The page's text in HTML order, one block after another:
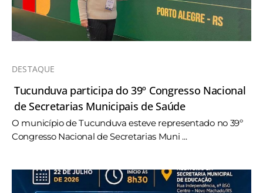
DESTAQUE
Tucunduva participa do 39º Congresso Nacional
de Secretarias Municipais de Saúde
O município de Tucunduva esteve representado no 39º
Congresso Nacional de Secretarias Muni ...